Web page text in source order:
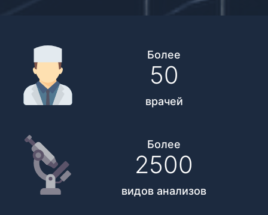
Более
50
врачей
Более
2500
видов анализов